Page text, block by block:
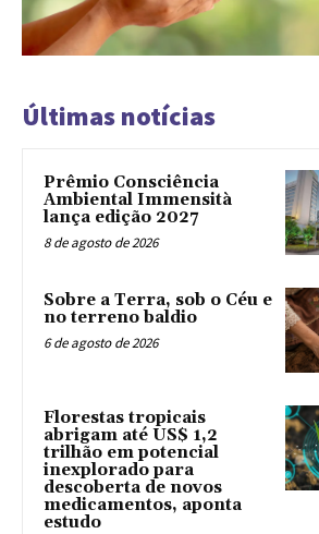
Últimas notícias
Prêmio Consciência
Ambiental Immensità
lança edição 2027
8 de agosto de 2026
Sobre a Terra, sob o Céu e
no terreno baldio
6 de agosto de 2026
Florestas tropicais
abrigam até US$ 1,2
trilhão em potencial
inexplorado para
descoberta de novos
medicamentos, aponta
estudo